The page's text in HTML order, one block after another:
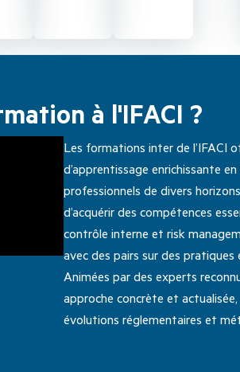
à l'IFACI ?
Les formations inter de l’IFACI
d’apprentissage enrichissante
professionnels de divers
d’acquérir des compétences
contrôle interne et risk
avec des pairs sur des
Animées par des experts
approche concrète et actualisée,
évolutions réglementaires et